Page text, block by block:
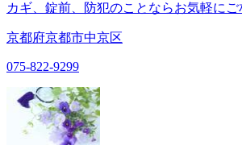
カギ、錠前、防犯のことならお気軽にご
京都府京都市中京区
075-822-9299